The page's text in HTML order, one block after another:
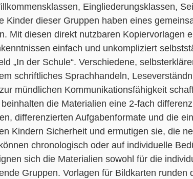
Eingliederungsklassen,
Kinder dieser Gruppen haben eines
Mit diesen direkt nutzbaren Kopiervorlagen
einfach und unkompliziert
„In der Schule“. Verschiedene,
schriftliches Sprachhandeln,
mündlichen Kommunikationsfähigkeit
die Materialien eine 2-fach
differenzierten Aufgabenformate und die
Kindern Sicherheit und ermutigen sie, die
chronologisch oder auf individuelle
sich die Materialien sowohl für die
Gruppen. Vorlagen für Bildkarten runden